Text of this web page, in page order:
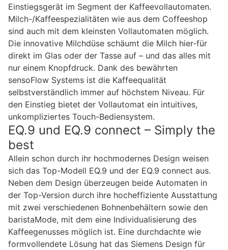
Einstiegsgerät im Segment der Kaffeevollautomaten.
Milch-/Kaffeespezialitäten wie aus dem Coffeeshop
sind auch mit dem kleinsten Vollautomaten möglich.
Die innovative Milchdüse schäumt die Milch hier-für
direkt im Glas oder der Tasse auf – und das alles mit
nur einem Knopfdruck. Dank des bewährten
sensoFlow Systems ist die Kaffeequalität
selbstverständlich immer auf höchstem Niveau. Für
den Einstieg bietet der Vollautomat ein intuitives,
unkompliziertes Touch-Bediensystem.
EQ.9 und EQ.9 connect – Simply the
best
Allein schon durch ihr hochmodernes Design weisen
sich das Top-Modell EQ.9 und der EQ.9 connect aus.
Neben dem Design überzeugen beide Automaten in
der Top-Version durch ihre hocheffiziente Ausstattung
mit zwei verschiedenen Bohnenbehältern sowie den
baristaMode, mit dem eine Individualisierung des
Kaffeegenusses möglich ist. Eine durchdachte wie
formvollendete Lösung hat das Siemens Design für